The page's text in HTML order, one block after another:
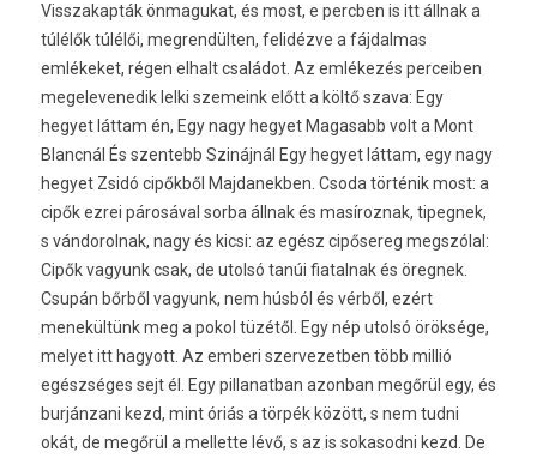
Visszakapták önmagukat, és most, e percben is itt állnak a
túlélők túlélői, megrendülten, felidézve a fájdalmas
emlékeket, régen elhalt családot. Az emlékezés perceiben
megelevenedik lelki szemeink előtt a költő szava: Egy
hegyet láttam én, Egy nagy hegyet Magasabb volt a Mont
Blancnál És szentebb Szinájnál Egy hegyet láttam, egy nagy
hegyet Zsidó cipőkből Majdanekben. Csoda történik most: a
cipők ezrei párosával sorba állnak és masíroznak, tipegnek,
s vándorolnak, nagy és kicsi: az egész cipősereg megszólal:
Cipők vagyunk csak, de utolsó tanúi fiatalnak és öregnek.
Csupán bőrből vagyunk, nem húsból és vérből, ezért
menekültünk meg a pokol tüzétől. Egy nép utolsó öröksége,
melyet itt hagyott. Az emberi szervezetben több millió
egészséges sejt él. Egy pillanatban azonban megőrül egy, és
burjánzani kezd, mint óriás a törpék között, s nem tudni
okát, de megőrül a mellette lévő, s az is sokasodni kezd. De